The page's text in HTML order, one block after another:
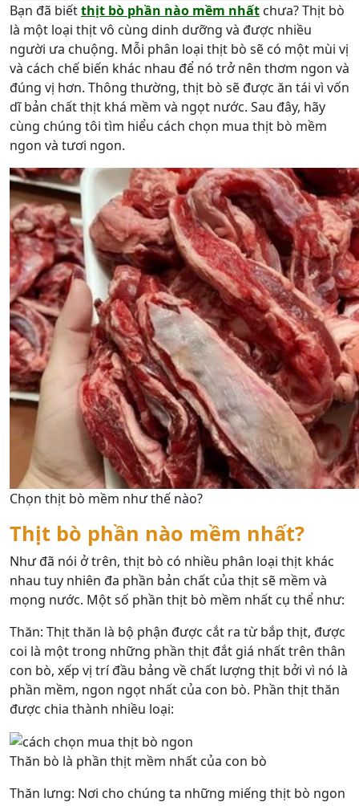
Bạn đã biếtthịt bò phần nào mềm nhất chưa? Thịt bò
là một loại thịt vô cùng dinh dưỡng và được nhiều
người ưa chuộng. Mỗi phân loại thịt bò sẽ có một mùi vị
và cách chế biến khác nhau để nó trở nên thơm ngon và
đúng vị hơn. Thông thường, thịt bò sẽ được ăn tái vì vốn
dĩ bản chất thịt khá mềm và ngọt nước. Sau đây, hãy
cùng chúng tôi tìm hiểu cách chọn mua thịt bò mềm
ngon và tươi ngon.
Chọn thịt bò mềm như thế nào?
Thịt bò phần nào mềm nhất?
Như đã nói ở trên, thịt bò có nhiều phân loại thịt khác
nhau tuy nhiên đa phần bản chất của thịt sẽ mềm và
mọng nước. Một số phần thịt bò mềm nhất cụ thể như:
Thăn: Thịt thăn là bộ phận được cắt ra từ bắp thịt, được
coi là một trong những phần thịt đắt giá nhất trên thân
con bò, xếp vị trí đầu bảng về chất lượng thịt bởi vì nó là
phần mềm, ngon ngọt nhất của con bò. Phần thịt thăn
được chia thành nhiều loại:
Thăn bò là phần thịt mềm nhất của con bò
Thăn lưng: Nơi cho chúng ta những miếng thịt bò ngon